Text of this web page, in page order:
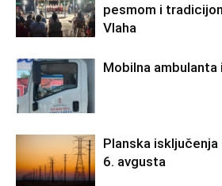
pesmom i
Vlaha
Mobilna ambulanta
Planska
6. avgusta